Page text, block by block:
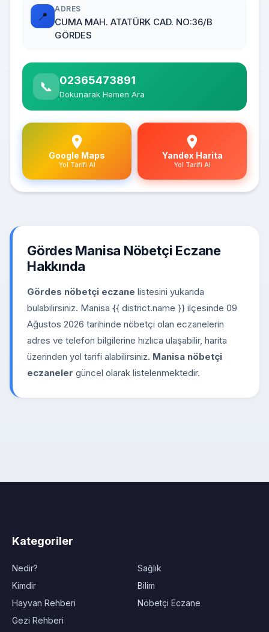
📍
ADRES
CUMA MAH. ATATÜRK CAD. NO:36/B
GÖRDES
📞 02365473891
Dokunarak Hemen Ara
Google Maps
Yol Tarifi Al
Yandex Harita
Yol Tarifi Al
Gördes Manisa Nöbetçi Eczane
Hakkında
Gördes nöbetçi eczane listesini yukarıda
bulabilirsiniz. Manisa {{ district.name }} ilçesinde 09
Ağustos 2026 tarihinde nöbetçi olan eczanelerin
adres ve telefon bilgilerine hızlıca ulaşabilir, harita
üzerinden yol tarifi alabilirsiniz. Manisa nöbetçi
eczaneler güncel olarak listelenmektedir.
Kategoriler
Nedir?
Kimdir
Hayvan Rehberi
Gezi Rehberi
Sağlık
Bilim
Nöbetçi Eczane